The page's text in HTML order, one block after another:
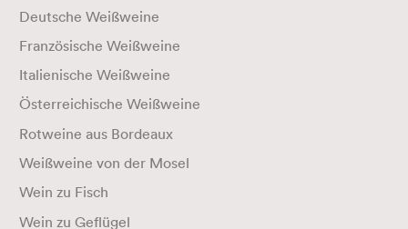
Deutsche Weißweine
Französische Weißweine
Italienische Weißweine
Österreichische Weißweine
Rotweine aus Bordeaux
Weißweine von der Mosel
Wein zu Fisch
Wein zu Geflügel